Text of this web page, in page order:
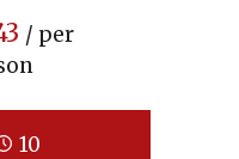
/ per
10